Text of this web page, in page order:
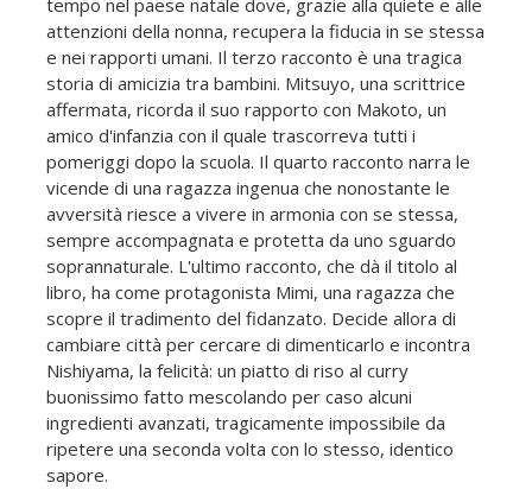
tempo nel paese natale dove, grazie alla quiete e alle
attenzioni della nonna, recupera la fiducia in se stessa
e nei rapporti umani. Il terzo racconto è una tragica
storia di amicizia tra bambini. Mitsuyo, una scrittrice
affermata, ricorda il suo rapporto con Makoto, un
amico d'infanzia con il quale trascorreva tutti i
pomeriggi dopo la scuola. Il quarto racconto narra le
vicende di una ragazza ingenua che nonostante le
avversità riesce a vivere in armonia con se stessa,
sempre accompagnata e protetta da uno sguardo
soprannaturale. L'ultimo racconto, che dà il titolo al
libro, ha come protagonista Mimi, una ragazza che
scopre il tradimento del fidanzato. Decide allora di
cambiare città per cercare di dimenticarlo e incontra
Nishiyama, la felicità: un piatto di riso al curry
buonissimo fatto mescolando per caso alcuni
ingredienti avanzati, tragicamente impossibile da
ripetere una seconda volta con lo stesso, identico
sapore.